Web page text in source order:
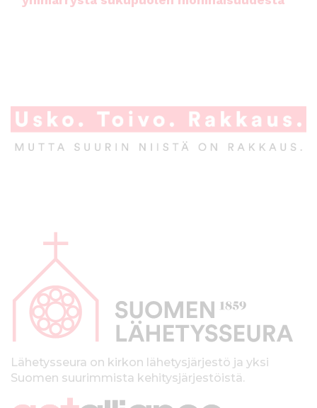
p
kLähetysseura on kirkon lähetysjärjestö ja yksi
Suomen suurimmista kehitysjärjestöistä.